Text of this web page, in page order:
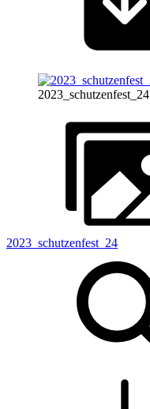
2023_schutzenfest_24
2023_schutzenfest_24